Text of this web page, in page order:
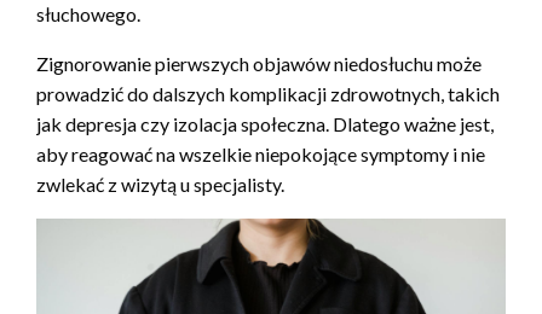
słuchowego.
Zignorowanie pierwszych objawów niedosłuchu może
prowadzić do dalszych komplikacji zdrowotnych, takich
jak depresja czy izolacja społeczna. Dlatego ważne jest,
aby reagować na wszelkie niepokojące symptomy i nie
zwlekać z wizytą u specjalisty.